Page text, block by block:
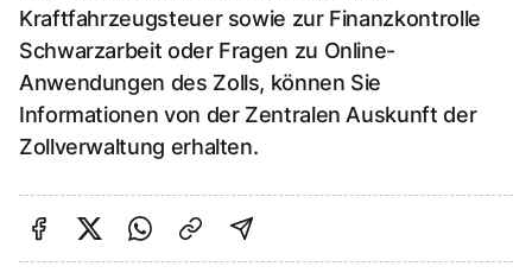
Kraftfahrzeugsteuer sowie zur Finanzkontrolle
Schwarzarbeit oder Fragen zu Online-
Anwendungen des Zolls, können Sie
Informationen von der Zentralen Auskunft der
Zollverwaltung erhalten.
Auf Facebook teilen
Auf Twitter teilen
Per Link teilen
shareViaEmail